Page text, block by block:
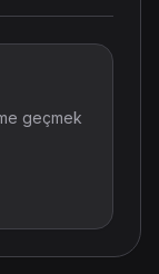
geçmek